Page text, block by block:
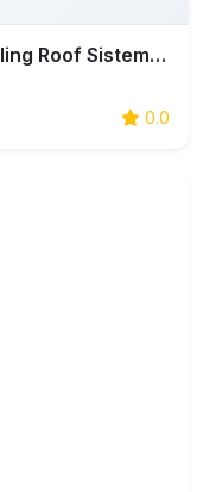
Bilge Pergola Tente İstanbul Rolling Roof Sistemleri Giyotin Cam İstanbul
0.0